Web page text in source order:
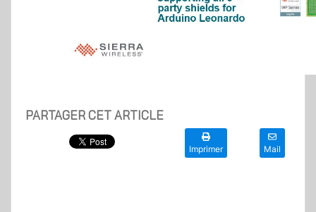
PARTAGER CET ARTICLE
Imprimer Mail